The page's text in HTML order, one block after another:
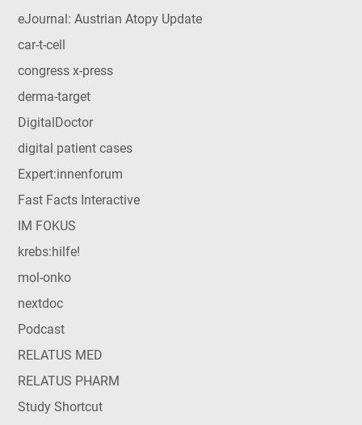
eJournal: Austrian Atopy Update
car-t-cell
congress x-press
derma-target
DigitalDoctor
digital patient cases
Expert:innenforum
Fast Facts Interactive
IM FOKUS
krebs:hilfe!
mol-onko
nextdoc
Podcast
RELATUS MED
RELATUS PHARM
Study Shortcut